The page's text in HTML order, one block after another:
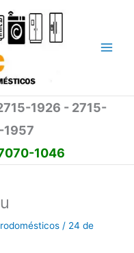
1926 - 2715-
1957
1046
/ 24 de